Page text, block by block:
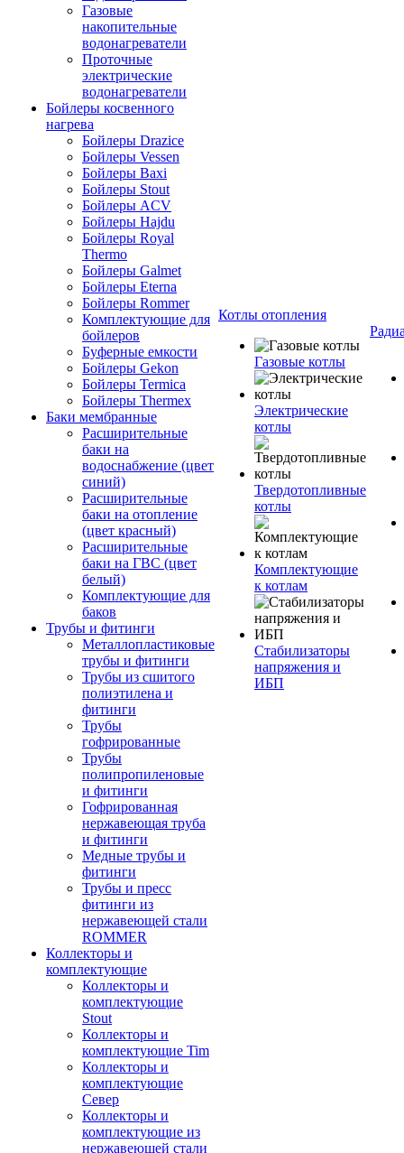
Газовые
накопительные
водонагреватели
Проточные
электрические
водонагреватели
Бойлеры косвенного
нагрева
Бойлеры Drazice
Бойлеры Vessen
Бойлеры Baxi
Бойлеры Stout
Бойлеры ACV
Бойлеры Hajdu
Бойлеры Royal
Thermo
Бойлеры Galmet
Бойлеры Eterna
Бойлеры Rommer
Комплектующие для
бойлеров
Буферные емкости
Бойлеры Gekon
Бойлеры Termica
Бойлеры Thermex
Баки мембранные
Расширительные
баки на
водоснабжение (цвет
синий)
Расширительные
баки на отопление
(цвет красный)
Расширительные
баки на ГВС (цвет
белый)
Комплектующие для
баков
Трубы и фитинги
Металлопластиковые
трубы и фитинги
Трубы из сшитого
полиэтилена и
фитинги
Трубы
гофрированные
Трубы
полипропиленовые
и фитинги
Гофрированная
нержавеющая труба
и фитинги
Медные трубы и
фитинги
Трубы и пресс
фитинги из
нержавеющей стали
ROMMER
Коллекторы и
комплектующие
Коллекторы и
комплектующие
Stout
Коллекторы и
комплектующие Tim
Коллекторы и
комплектующие
Север
Коллекторы и
комплектующие из
нержавеющей стали
Котлы отопления
Газовые котлы
Электрические
котлы
Твердотопливные
котлы
Комплектующие
к котлам
Стабилизаторы
напряжения и
ИБП